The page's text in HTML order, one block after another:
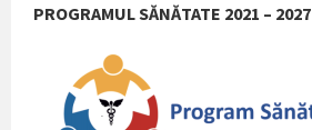
PROGRAMUL SĂNĂTATE 2021 – 2027